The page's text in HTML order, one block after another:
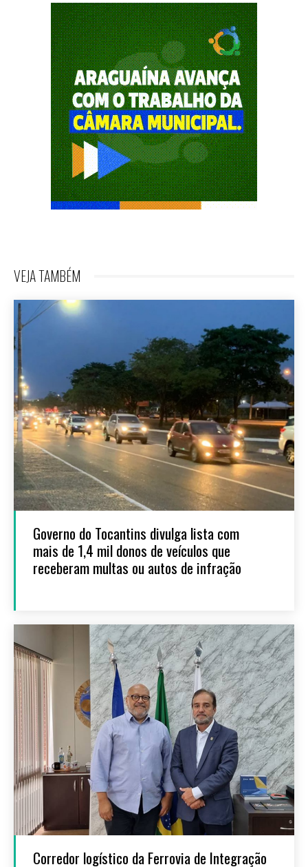
VEJA TAMBÉM
Governo do Tocantins divulga lista com
mais de 1,4 mil donos de veículos que
receberam multas ou autos de infração
Corredor logístico da Ferrovia de Integração